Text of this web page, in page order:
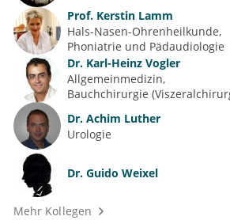
Prof. Kerstin Lamm
Hals-Nasen-Ohrenheilkunde
Phoniatrie und Pädaudiologie
Dr. Karl-Heinz Vogler
Allgemeinmedizin
Bauchchirurgie
Dr. Achim Luther
Urologie
Dr. Guido Weixel
Mehr Kollegen